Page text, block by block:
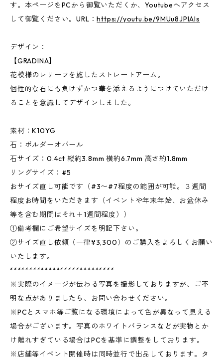
す。本ページをPCから御覧いただくか、Youtubeへアクセス
して御覧ください。URL：https://youtu.be/9MUu8JPlAIs
デザイン：
【GRADINA】
花模様のレリーフを施したストレートアーム。
個性的な石にも負けずかつ華を添えるようにつけていただけ
ることを意識してデザインしました。
素材：K10YG
石：ボルダーオパール
石サイズ：0.4ct 縦約3.8mm 横約6.7mm 高さ約1.8mm
リングサイズ：#5
おサイズ直し可能です（#3〜#7程度の範囲が可能。３週間
程度お時間をいただきます（イベントや年末年始、お盆休み
等を含む期間はそれ＋1週間程度））
①備考欄にご希望サイズを明記下さい。
②サイズ直し依頼（一律¥3,300）のご購入をよろしくお願い
いたします。
***************************
※実際のイメージが伝わる写真を撮影しておりますが、ご不
明な点がありましたら、お問い合わせください。
※PCとスマホ等ご覧になる環境によって色が異なって見える
場合がございます。写真のホワイトバランスなどが実物とか
け離れすぎている場合はPCを基準に調整をしております。
※店舗等イベント開催時は同時並行で出品しております。タ